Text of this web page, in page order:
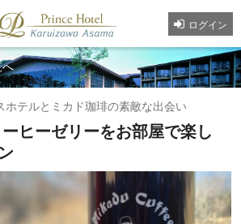
ログイン
へ
ホテルとミカド珈琲の素敵な出会い
ヒーゼリーをお部屋で楽し